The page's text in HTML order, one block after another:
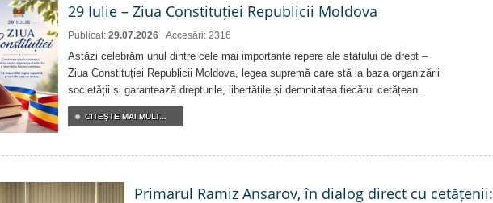
29 Iulie – Ziua Constituției Republicii Moldova
Publicat: 29.07.2026 Accesări: 2316
Astăzi celebrăm unul dintre cele mai importante repere ale statului de drept –
Ziua Constituției Republicii Moldova, legea supremă care stă la baza organizării
societății și garantează drepturile, libertățile și demnitatea fiecărui cetățean.
CITEŞTE MAI MULT...
Primarul Ramiz Ansarov, în dialog direct cu cetățenii: